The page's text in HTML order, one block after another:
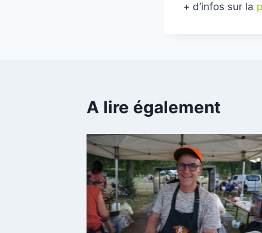
+ d’infos sur la
A lire également